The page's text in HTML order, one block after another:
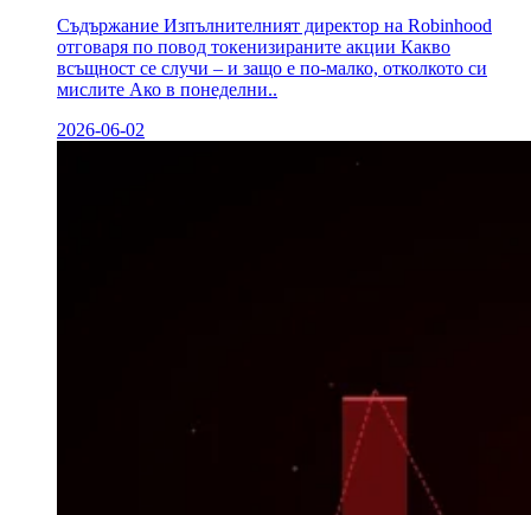
Съдържание Изпълнителният директор на Robinhood
отговаря по повод токенизираните акции Какво
всъщност се случи – и защо е по-малко, отколкото си
мислите Ако в понеделни..
2026-06-02